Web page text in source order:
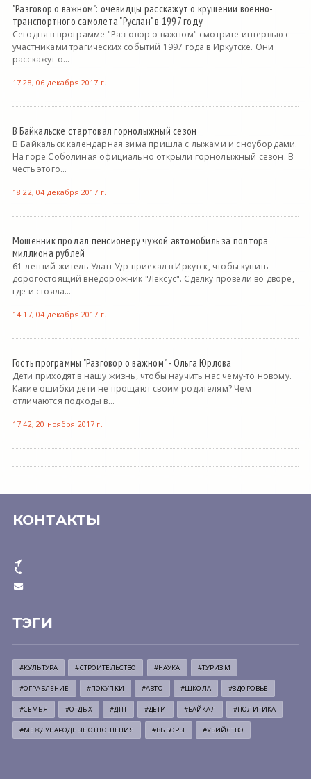
"Разговор о важном": очевидцы расскажут о крушении военно-
транспортного самолета "Руслан" в 1997 году
Сегодня в программе "Разговор о важном" смотрите интервью с
участниками трагических событий 1997 года в Иркутске. Они
расскажут о...
17:28, 06 декабря 2017 г.
В Байкальске стартовал горнолыжный сезон
В Байкальск календарная зима пришла с лыжами и сноубордами.
На горе Соболиная официально открыли горнолыжный сезон. В
честь этого...
18:22, 04 декабря 2017 г.
Мошенник продал пенсионеру чужой автомобиль за полтора
миллиона рублей
61-летний житель Улан-Удэ приехал в Иркутск, чтобы купить
дорогостоящий внедорожник "Лексус". Сделку провели во дворе,
где и стояла...
14:17, 04 декабря 2017 г.
Гость программы "Разговор о важном" - Ольга Юрлова
Дети приходят в нашу жизнь, чтобы научить нас чему-то новому.
Какие ошибки дети не прощают своим родителям? Чем
отличаются подходы в...
17:42, 20 ноября 2017 г.
КОНТАКТЫ
ТЭГИ
#КУЛЬТУРА #СТРОИТЕЛЬСТВО #НАУКА #ТУРИЗМ
#ОГРАБЛЕНИЕ #ПОКУПКИ #АВТО #ШКОЛА #ЗДОРОВЬЕ
#СЕМЬЯ #ОТДЫХ #ДТП #ДЕТИ #БАЙКАЛ #ПОЛИТИКА
#МЕЖДУНАРОДНЫЕ ОТНОШЕНИЯ #ВЫБОРЫ #УБИЙСТВО